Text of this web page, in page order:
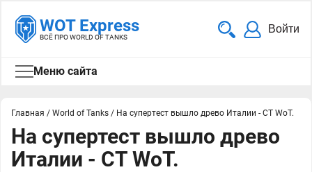
WOT Express
ВСЁ ПРО WORLD OF TANKS
Войти
Меню сайта
Главная / World of Tanks / На супертест вышло древо Италии - СТ WoT.
На супертест вышло древо
Италии - СТ WoT.